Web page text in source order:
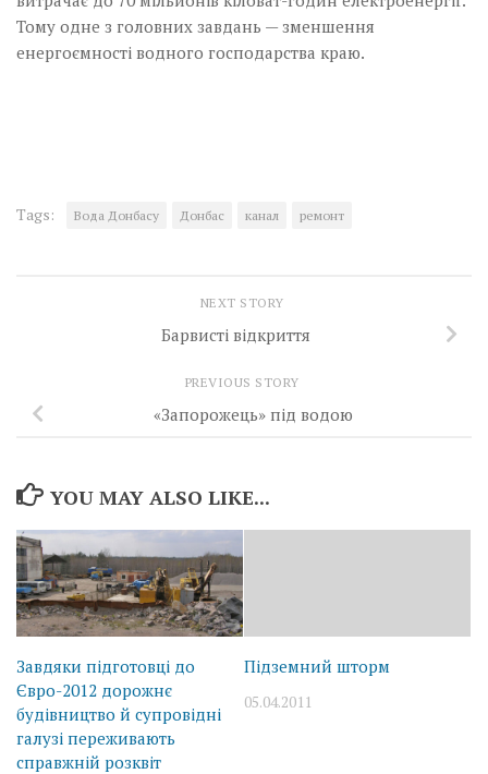
Тому одне з головних завдань — зменшення
енергоємності водного господарства краю.
Tags: Вода Донбасу Донбас канал ремонт
NEXT STORY
Барвисті відкриття
PREVIOUS STORY
«Запорожець» під водою
YOU MAY ALSO LIKE...
Завдяки підготовці до
Євро-2012 дорожнє
будівництво й супровідні
галузі переживають
справжній розквіт
Підземний шторм
05.04.2011